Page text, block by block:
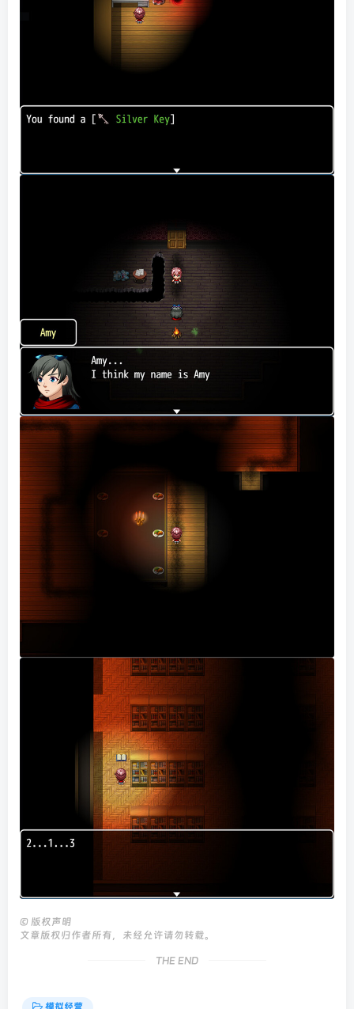
© 版权声明
文章版权归作者所有，未经允许请勿转载。
THE END